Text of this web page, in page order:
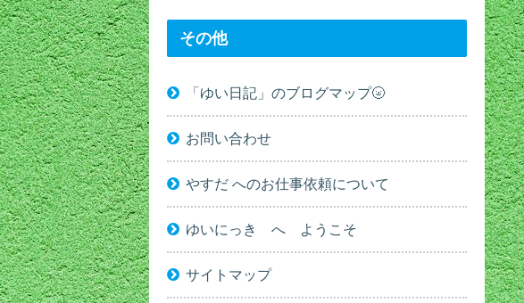
その他
「ゆい日記」のブログマップ🌝
お問い合わせ
やすだ へのお仕事依頼について
ゆいにっき へ ようこそ
サイトマップ